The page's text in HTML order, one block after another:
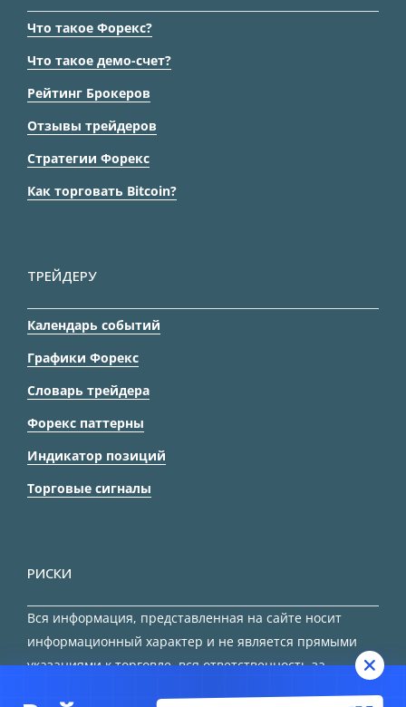
Что такое Форекс?
Что такое демо-счет?
Рейтинг Брокеров
Отзывы трейдеров
Стратегии Форекс
Как торговать Bitcoin?
ТРЕЙДЕРУ
Календарь событий
Графики Форекс
Словарь трейдера
Форекс паттерны
Индикатор позиций
Торговые сигналы
РИСКИ
Вся информация, представленная на сайте носит
информационный характер и не является прямыми
указаниями к торговле, вся ответственность за